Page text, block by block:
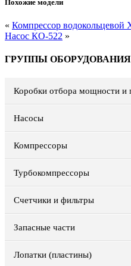
Похожие модели
« Компрессор
Насос КО-522 »
ГРУППЫ ОБОРУДОВАНИЯ
Коробки отбора мощности и
Насосы
Компрессоры
Турбокомпрессоры
Счетчики и фильтры
Запасные части
Лопатки (пластины)